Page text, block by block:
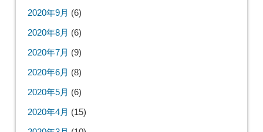
2020年9月 (6)
2020年8月 (6)
2020年7月 (9)
2020年6月 (8)
2020年5月 (6)
2020年4月 (15)